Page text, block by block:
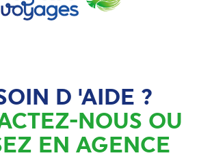
D 'AIDE ?
NOUS OU
EN AGENCE